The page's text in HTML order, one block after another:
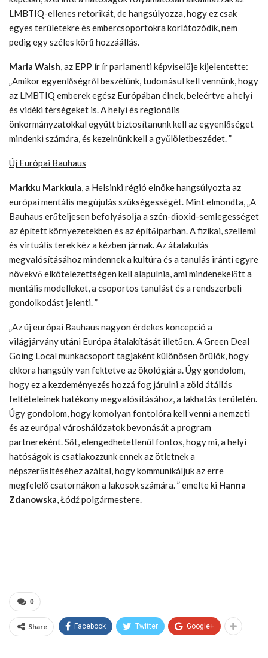
LMBTIQ-ellenes retorikát, de hangsúlyozza, hogy ez csak
egyes területekre és embercsoportokra korlátozódik, nem
pedig egy széles körű hozzáállás.
Maria Walsh, az EPP ír ír parlamenti képviselője kijelentette:
„Amikor egyenlőségről beszélünk, tudomásul kell vennünk, hogy
az LMBTIQ emberek egész Európában élnek, beleértve a helyi
és vidéki térségeket is. A helyi és regionális
önkormányzatokkal együtt biztosítanunk kell az egyenlőséget
mindenki számára, és kezelnünk kell a gyűlöletbeszédet. ”
Új Európai Bauhaus
Markku Markkula, a Helsinki régió elnöke hangsúlyozta az
európai mentális megújulás szükségességét. Mint elmondta, „A
Bauhaus erőteljesen befolyásolja a szén-dioxid-semlegességet
az épített környezetekben és az építőiparban. A fizikai, szellemi
és virtuális terek kéz a kézben járnak. Az átalakulás
megvalósításához mindennek a kultúra és a tanulás iránti egyre
növekvő elkötelezettségen kell alapulnia, ami mindenekelőtt a
mentális modelleket, a csoportos tanulást és a rendszerbeli
gondolkodást jelenti. ”
„Az új európai Bauhaus nagyon érdekes koncepció a
világjárvány utáni Európa átalakítását illetően. A Green Deal
Going Local munkacsoport tagjaként különösen örülök, hogy
ekkora hangsúly van fektetve az ökológiára. Úgy gondolom,
hogy ez a kezdeményezés hozzá fog járulni a zöld átállás
feltételeinek hatékony megvalósításához, a lakhatás területén.
Úgy gondolom, hogy komolyan fontolóra kell venni a nemzeti
és az európai városhálózatok bevonását a program
partnereként. Sőt, elengedhetetlenül fontos, hogy mi, a helyi
hatóságok is csatlakozzunk ennek az ötletnek a
népszerűsítéséhez azáltal, hogy kommunikáljuk az erre
megfelelő csatornákon a lakosok számára. ” emelte ki Hanna
Zdanowska, Łódź polgármestere.
0
Share Facebook Twitter Google+